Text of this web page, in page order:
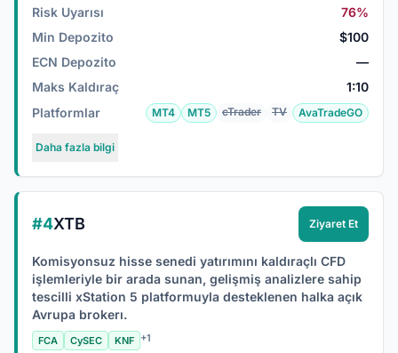
Risk Uyarısı
76%
Min Depozito
$100
ECN Depozito
—
Maks Kaldıraç
1:10
Platformlar
MT4 MT5 cTrader TV AvaTradeGO
Daha fazla bilgi
#4XTB Ziyaret Et
Komisyonsuz hisse senedi yatırımını kaldıraçlı CFD
işlemleriyle bir arada sunan, gelişmiş analizlere sahip
tescilli xStation 5 platformuyla desteklenen halka açık
Avrupa brokerı.
FCA CySEC KNF +1